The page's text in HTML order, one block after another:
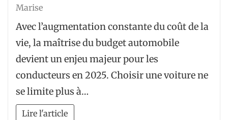
Marise
Avec l’augmentation constante du coût de la
vie, la maîtrise du budget automobile
devient un enjeu majeur pour les
conducteurs en 2025. Choisir une voiture ne
se limite plus à…
Lire l'article